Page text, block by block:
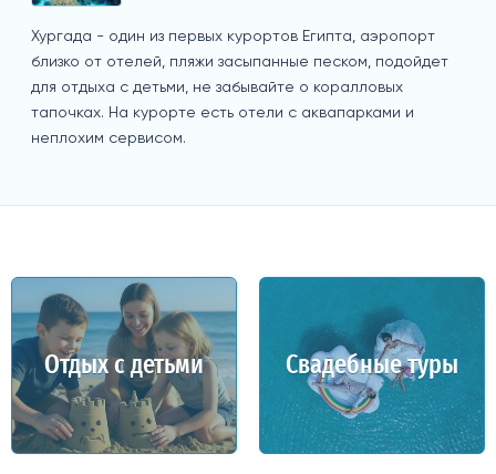
Хургада - один из первых курортов Египта, аэропорт
близко от отелей, пляжи засыпанные песком, подойдет
для отдыха с детьми, не забывайте о коралловых
тапочках. На курорте есть отели с аквапарками и
неплохим сервисом.
Отдых с детьми Свадебные туры